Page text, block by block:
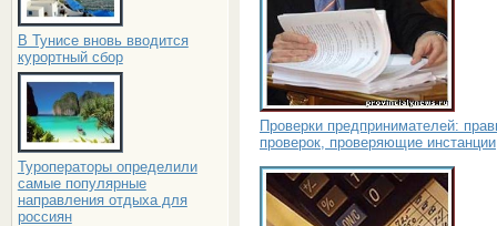
В Тунисе вновь вводится
курортный сбор
Туроператоры определили
самые популярные
направления отдыха для
россиян
Проверки предпринимателей:
проверок, проверяющие инстанции